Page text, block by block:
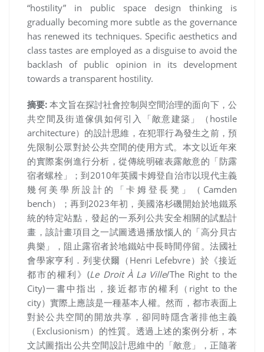
“hostility” in public space design thinking is
gradually becoming more subtle as the governance
has renewed its techniques. Specific aesthetics and
class tastes are employed as a disguise to avoid the
backlash of public opinion in its development
towards a transparent hostility.
摘要:本文旨在探討社會控制與空間治理的面向下，公
共空間及街道傢俱如何引入「敵意建築」（hostile
architecture）的設計思維，在犯罪行為發生之前，預
先限制公眾對於公共空間的使用方式。本文以近年來
的實際案例進行分析，從傳統明確表露敵意的「防露
宿者螺栓」；到2010年英國卡姆登自治市以現代主義
幾何美學所設計的「卡姆登長凳」（Camden
bench）；再到2023年初，美國洛杉磯開始於地鐵系
統的特定站點，發起的一系列公共安全相關的試點計
畫，該計畫項目之一試圖透過播放惱人的「高分貝古
典樂」，阻止露宿者於地鐵站中長時間停留。 法國社
會學家亨利．列斐伏爾（Henri Lefebvre）於 《接近
都市的權利》(Le Droit À La Ville/The Right to the
City)一書中指出，接近都市的權利（right to the
city）實際上應該是一種基本人權。然而，都市表面上
對於公共空間的開放共享，卻同時隱含著排他主義
（Exclusionism）的性質。透過上述的案例分析，本
文試圖指出公共空間設計思維中的「敵意」，正隨著